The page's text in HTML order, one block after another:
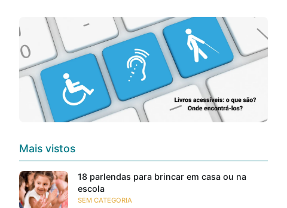
Mais vistos
18 parlendas para brincar em casa ou na
escola
SEM CATEGORIA